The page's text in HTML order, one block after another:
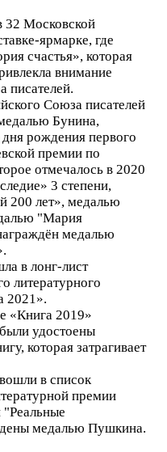
32 Московской
ярмарке, где
счастья», которая
внимание
писателей.
Союза писателей
Бунина,
рождения первого
премии по
отмечалось в 2020
3 степени,
200 лет», медалью
"Мария
медалью
в лонг-лист
литературного
2021».
«Книга 2019»
удостоены
которая затрагивает
в список
премии
"Реальные
медалью Пушкина.